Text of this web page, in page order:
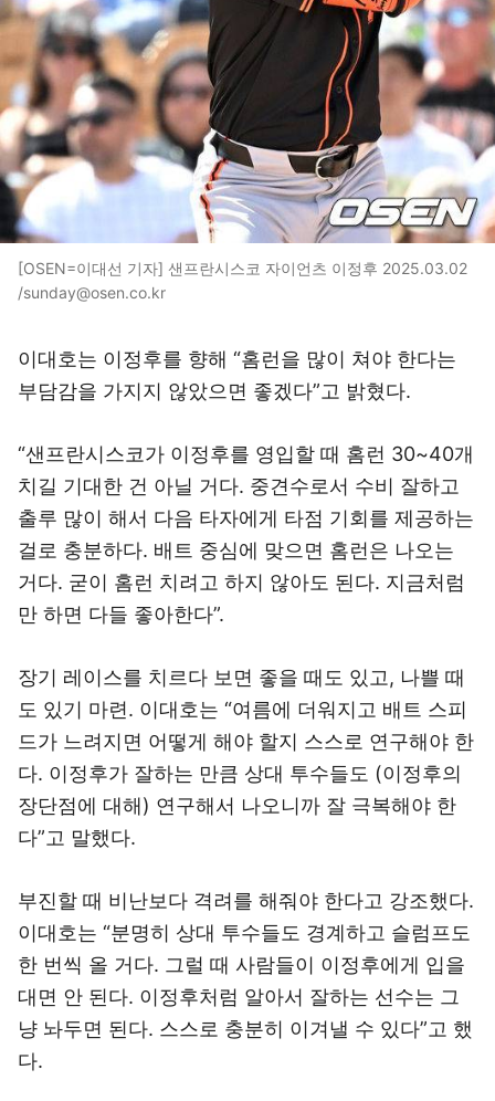
[OSEN=이대선 기자] 샌프란시스코 자이언츠 이정후 2025.03.02
/sunday@osen.co.kr
이대호는 이정후를 향해 “홈런을 많이 쳐야 한다는
부담감을 가지지 않았으면 좋겠다”고 밝혔다.
“샌프란시스코가 이정후를 영입할 때 홈런 30~40개
치길 기대한 건 아닐 거다. 중견수로서 수비 잘하고
출루 많이 해서 다음 타자에게 타점 기회를 제공하는
걸로 충분하다. 배트 중심에 맞으면 홈런은 나오는
거다. 굳이 홈런 치려고 하지 않아도 된다. 지금처럼
만 하면 다들 좋아한다”.
장기 레이스를 치르다 보면 좋을 때도 있고, 나쁠 때
도 있기 마련. 이대호는 “여름에 더워지고 배트 스피
드가 느려지면 어떻게 해야 할지 스스로 연구해야 한
다. 이정후가 잘하는 만큼 상대 투수들도 (이정후의
장단점에 대해) 연구해서 나오니까 잘 극복해야 한
다”고 말했다.
부진할 때 비난보다 격려를 해줘야 한다고 강조했다.
이대호는 “분명히 상대 투수들도 경계하고 슬럼프도
한 번씩 올 거다. 그럴 때 사람들이 이정후에게 입을
대면 안 된다. 이정후처럼 알아서 잘하는 선수는 그
냥 놔두면 된다. 스스로 충분히 이겨낼 수 있다”고 했
다.